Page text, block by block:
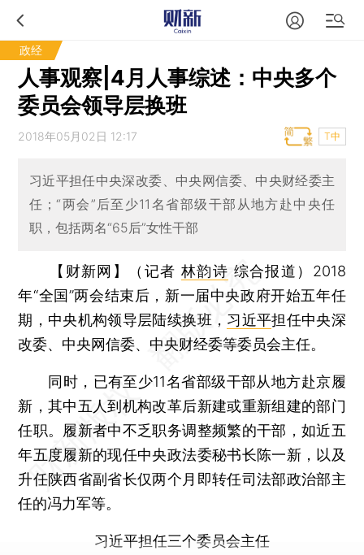
政经
人事观察|4月人事综述：中央多个
委员会领导层换班
2018年05月02日 12:17 T中
习近平担任中央深改委、中央网信委、中央财经委主
任；“两会”后至少11名省部级干部从地方赴中央任
职，包括两名“65后”女性干部
【财新网】（记者 林韵诗 综合报道） 2018
年“全国”两会结束后，新一届中央政府开始五年任
期，中央机构领导层陆续换班， 习近平担任中央深
改委、中央网信委、中央财经委等委员会主任。
同时，已有至少11名省部级干部从地方赴京履
新，其中五人到机构改革后新建或重新组建的部门
任职。履新者中不乏职务调整频繁的干部，如近五
年五度履新的现任中央政法委秘书长陈一新，以及
升任陕西省副省长仅两个月即转任司法部政治部主
任的冯力军等。
习近平担任三个委员会主任